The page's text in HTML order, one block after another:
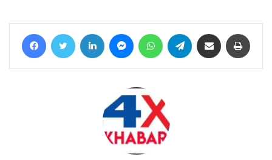
FacebookTwitter LinkedIn MessengerWhatsAppTelegram Share via Email